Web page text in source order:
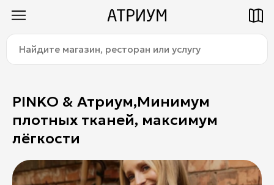
Как добраться Паркинг
Магазины
Услуги
Найдите
магазин,
ресторан
PINKO & Атриум,Минимум
плотных тканей, максимум
лёгкости